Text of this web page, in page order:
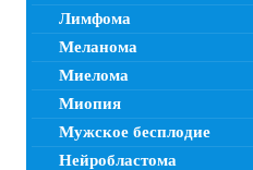
Лимфома
Меланома
Миелома
Миопия
Мужское бесплодие
Нейробластома